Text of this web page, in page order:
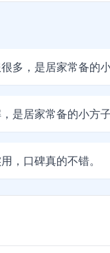
多，是居家常备的小
是居家常备的小方子
，口碑真的不错。